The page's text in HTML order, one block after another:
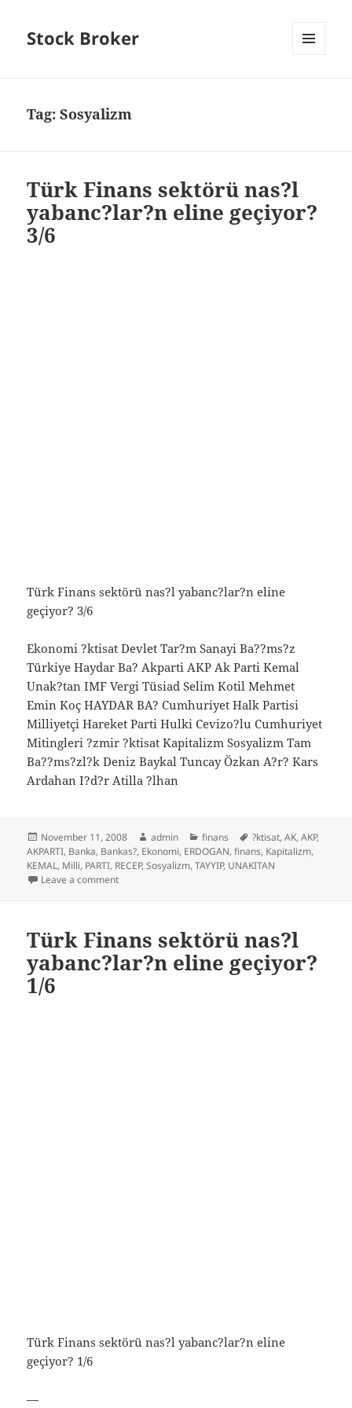
Stock Broker
Tag:Sosyalizm
Türk Finans sektörü nas?l
yabanc?lar?n eline geçiyor?
3/6
Türk Finans sektörü nas?l yabanc?lar?n eline
geçiyor? 3/6
Ekonomi ?ktisat Devlet Tar?m Sanayi Ba??ms?z
Türkiye Haydar Ba? Akparti AKP Ak Parti Kemal
Unak?tan IMF Vergi Tüsiad Selim Kotil Mehmet
Emin Koç HAYDAR BA? Cumhuriyet Halk Partisi
Milliyetçi Hareket Parti Hulki Cevizo?lu Cumhuriyet
Mitingleri ?zmir ?ktisat Kapitalizm Sosyalizm Tam
Ba??ms?zl?k Deniz Baykal Tuncay Özkan A?r? Kars
Ardahan I?d?r Atilla ?lhan
Posted
on
November 11, 2008 Author
admin Categories
finans Tags
?ktisat,AK,AKP,
AKPARTI, Banka, Bankas?, Ekonomi, ERDOGAN,finans, Kapitalizm,
KEMAL, Milli, PARTI, RECEP,Sosyalizm,TAYYIP, UNAKITAN
Leave a commenton Türk Finans sektörü nas?l yabanc?lar?n eline
Türk Finans sektörü nas?l
yabanc?lar?n eline geçiyor?
1/6
Türk Finans sektörü nas?l yabanc?lar?n eline
geçiyor? 1/6
—